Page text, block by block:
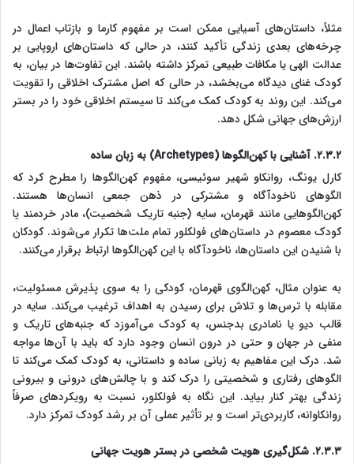
مثلاً، داستان‌های آسیایی ممکن است بر مفهوم کارما و بازتاب اعمال در
چرخه‌های بعدی زندگی تأکید کنند، در حالی که داستان‌های اروپایی بر
عدالت الهی یا مکافات طبیعی تمرکز داشته باشند. این تفاوت‌ها در بیان، به
کودک غنای دیدگاه می‌بخشد، در حالی که اصل مشترک اخلاقی را تقویت
می‌کند. این روند به کودک کمک می‌کند تا سیستم اخلاقی خود را در بستر
ارزش‌های جهانی شکل دهد.
۲.۳.۲. آشنایی با کهن‌الگوها (Archetypes) به زبان ساده
کارل یونگ، روانکاو شهیر سوئیسی، مفهوم کهن‌الگوها را مطرح کرد که
الگوهای ناخودآگاه و مشترکی در ذهن جمعی انسان‌ها هستند.
کهن‌الگوهایی مانند قهرمان، سایه (جنبه تاریک شخصیت)، مادر خردمند یا
کودک معصوم در داستان‌های فولکلور تمام ملت‌ها تکرار می‌شوند. کودکان
با شنیدن این داستان‌ها، ناخودآگاه با این کهن‌الگوها ارتباط برقرار می‌کنند.
به عنوان مثال، کهن‌الگوی قهرمان، کودکی را به سوی پذیرش مسئولیت،
مقابله با ترس‌ها و تلاش برای رسیدن به اهداف ترغیب می‌کند. سایه در
قالب دیو یا نامادری بدجنس، به کودک می‌آموزد که جنبه‌های تاریک و
منفی در جهان و حتی در درون انسان وجود دارد که باید با آن‌ها مواجه
شد. درک این مفاهیم به زبانی ساده و داستانی، به کودک کمک می‌کند تا
الگوهای رفتاری و شخصیتی را درک کند و با چالش‌های درونی و بیرونی
زندگی بهتر کنار بیاید. این نگاه به فولکلور، نسبت به رویکردهای صرفاً
روانکاوانه، کاربردی‌تر است و بر تأثیر عملی آن بر رشد کودک تمرکز دارد.
۲.۳.۳. شکل‌گیری هویت شخصی در بستر هویت جهانی